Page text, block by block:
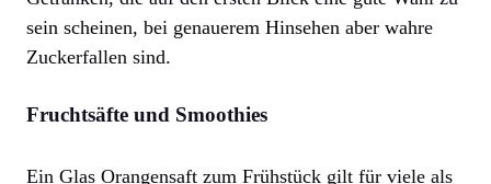
sein scheinen, bei genauerem Hinsehen aber wahre
Zuckerfallen sind.
Fruchtsäfte und Smoothies
Ein Glas Orangensaft zum Frühstück gilt für viele als